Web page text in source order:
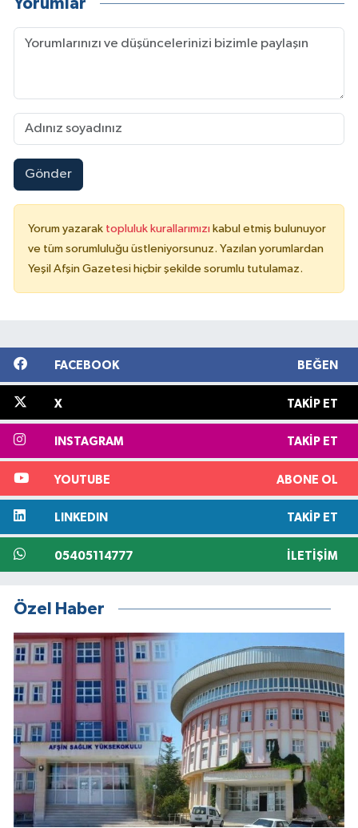
Yorumlar
Gönder
Yorum yazarak topluluk kurallarımızı kabul etmiş bulunuyor
ve tüm sorumluluğu üstleniyorsunuz. Yazılan yorumlardan
Yeşil Afşin Gazetesi hiçbir şekilde sorumlu tutulamaz.
FACEBOOK BEĞEN
X TAKIP ET
INSTAGRAM TAKIP ET
YOUTUBE ABONE OL
LINKEDIN TAKIP ET
05405114777 İLETIŞIM
Özel Haber